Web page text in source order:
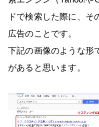
ドで検索した際に、そ
広告のことです。
下記の画像のような形
があると思います。